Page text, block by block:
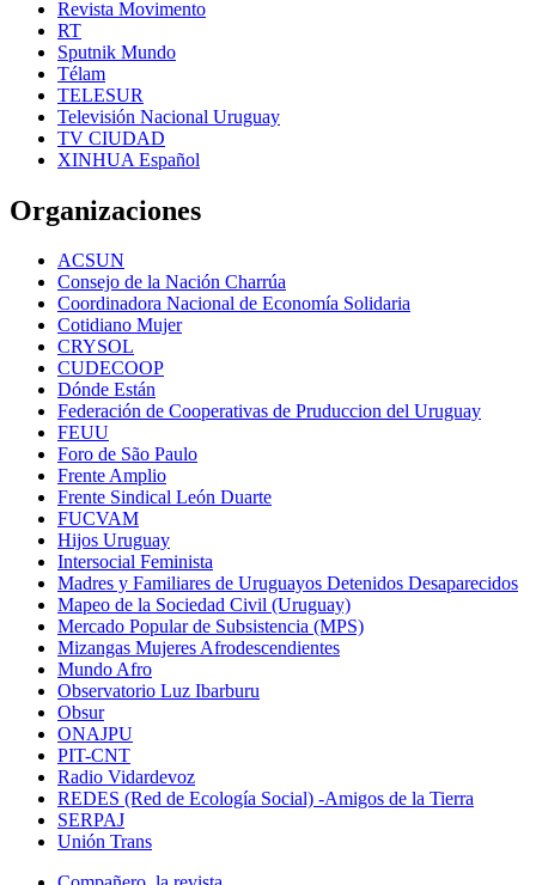
Revista Movimento
RT
Sputnik Mundo
Télam
TELESUR
Televisión Nacional Uruguay
TV CIUDAD
XINHUA Español
Organizaciones
ACSUN
Consejo de la Nación Charrúa
Coordinadora Nacional de Economía Solidaria
Cotidiano Mujer
CRYSOL
CUDECOOP
Dónde Están
Federación de Cooperativas de Pruduccion del Uruguay
FEUU
Foro de São Paulo
Frente Amplio
Frente Sindical León Duarte
FUCVAM
Hijos Uruguay
Intersocial Feminista
Madres y Familiares de Uruguayos Detenidos Desaparecidos
Mapeo de la Sociedad Civil (Uruguay)
Mercado Popular de Subsistencia (MPS)
Mizangas Mujeres Afrodescendientes
Mundo Afro
Observatorio Luz Ibarburu
Obsur
ONAJPU
PIT-CNT
Radio Vidardevoz
REDES (Red de Ecología Social) -Amigos de la Tierra
SERPAJ
Unión Trans